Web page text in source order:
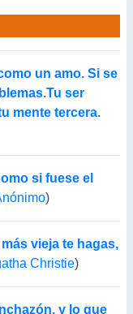
un amo. Si se
ser
mente tercera.
si fuese el
)
vieja te hagas,
Christie)
y lo que